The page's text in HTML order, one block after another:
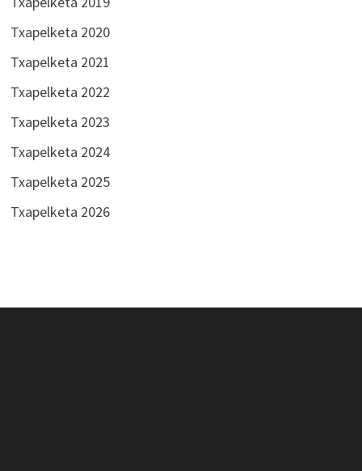
Txapelketa 2020
Txapelketa 2021
Txapelketa 2022
Txapelketa 2023
Txapelketa 2024
Txapelketa 2025
Txapelketa 2026